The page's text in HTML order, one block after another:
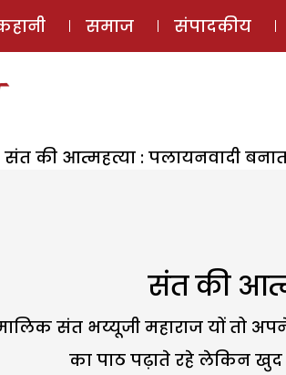
समाज संपादकीय
संत की आत्महत्या : पलायनवादी
संत की
संत भय्यूजी महाराज यों तो
का पाठ पढ़ाते रहे लेकिन